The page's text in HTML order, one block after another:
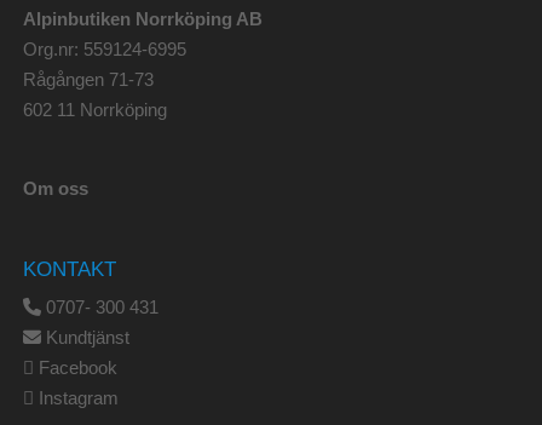
Alpinbutiken Norrköping AB
Org.nr: 559124-6995
Rågången 71-73
602 11 Norrköping
Om oss
KONTAKT
0707- 300 431
Kundtjänst
Facebook
Instagram